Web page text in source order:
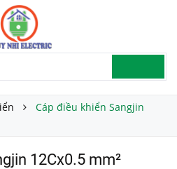
Cáp điều khiển Sangjin
12Cx0.5 mm²